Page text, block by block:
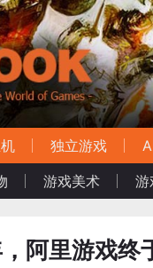
独立游戏
游戏美术 游
阿里游戏终